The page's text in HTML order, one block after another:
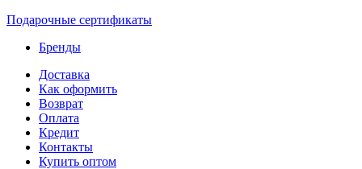
Подарочные сертификаты
Бренды
Доставка
Как оформить
Возврат
Оплата
Кредит
Контакты
Купить оптом